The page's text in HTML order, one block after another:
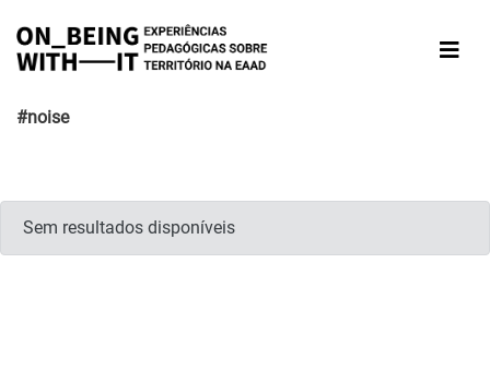
#noise
Sem resultados disponíveis